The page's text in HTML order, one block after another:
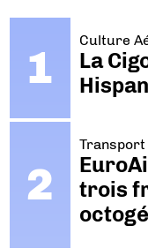
Culture
La
Transport
trois